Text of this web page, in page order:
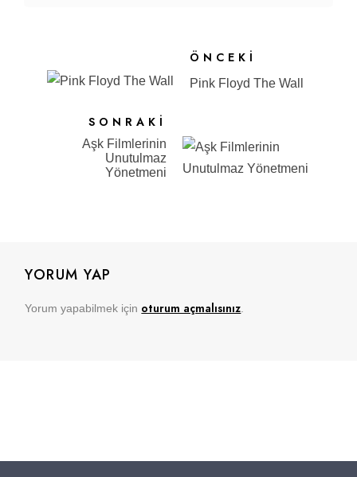
ÖNCEKI
Pink Floyd The Wall
SONRAKI
Aşk Filmlerinin
Unutulmaz
Yönetmeni
YORUM YAP
Yorum yapabilmek için oturum açmalısınız.